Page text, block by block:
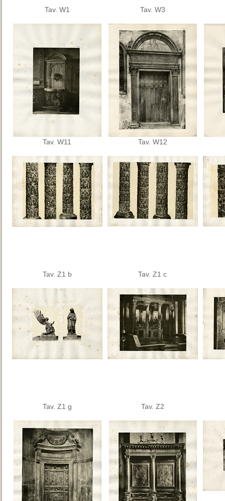
Tav. W1 Tav. W3
Tav. W11 Tav. W12
Tav. Z1 b Tav. Z1 c
Tav. Z1 g Tav. Z2